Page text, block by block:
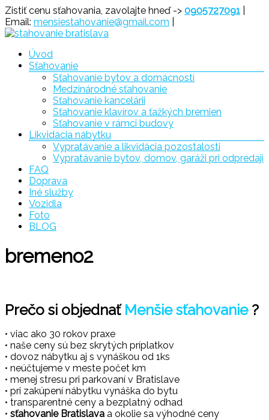
Prejsť
na
obsah
Zistiť cenu sťahovania, zavolajte hneď -> 0905727091
Email: mensiestahovanie@gmail.com
Sťahovanie
Bratislava
Menu Úvod
Sťahovanie
Sťahovanie bytov a domácností
Medzinárodné sťahovanie
Sťahovanie kancelárii
Sťahovanie klavírov a ťažkých bremien
Sťahovanie v rámci budovy
Likvidácia nábytku
Vypratávanie a likvidácia pozostalosti
Vypratávanie bytov, domov, garáži pri odpredaji
FAQ
Doprava
Iné služby
Vozidla
Foto
BLOG
bremeno2
Prečo si objednať Menšie sťahovanie ?
• viac ako 30 rokov praxe
• naše ceny sú bez skrytých príplatkov
• dovoz nábytku aj s vynáškou od 1ks
• neúčtujeme v meste počet km
• menej stresu pri parkovaní v Bratislave
• pri zakúpení nábytku vynáška do bytu
• transparentné ceny a bezplatný odhad
• sťahovanie Bratislava a okolie sa výhodné ceny